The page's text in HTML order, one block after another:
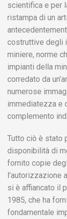
scientifica e per
ristampa di un
costruttive degli
miniere, norme
impianti della
corredato da
numerose
immediatezza e
complemento
Tutto ciò è stato
disponibilità di
fornito copie
l’autorizzazione
si è affiancato il
1985, che ha
fondamentale